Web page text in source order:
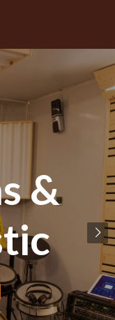
&